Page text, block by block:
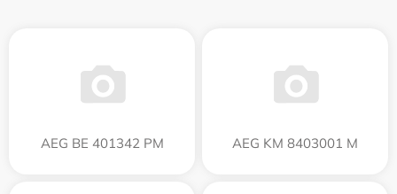
AEG BE 401342 PM AEG KM 8403001 M